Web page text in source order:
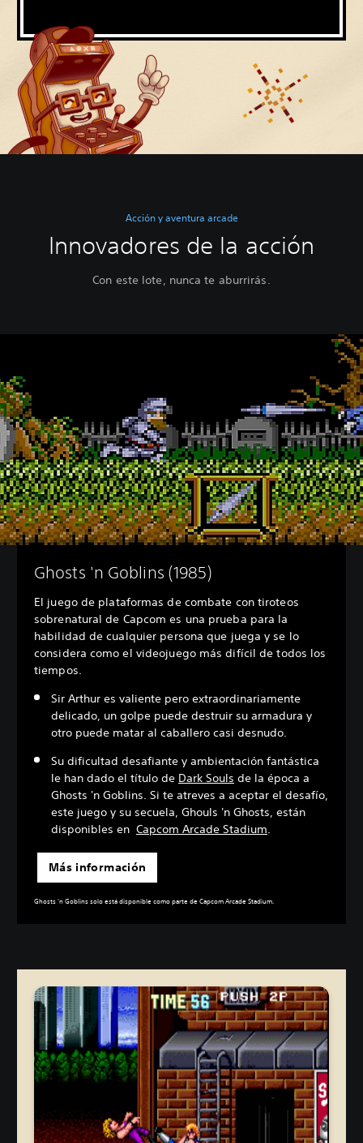
Acción y aventura arcade
Innovadores de la acción
Con este lote, nunca te aburrirás.
Ghosts 'n Goblins (1985)
El juego de plataformas de combate con tiroteos
sobrenatural de Capcom es una prueba para la
habilidad de cualquier persona que juega y se lo
considera como el videojuego más difícil de todos los
tiempos.
Sir Arthur es valiente pero extraordinariamente
delicado, un golpe puede destruir su armadura y
otro puede matar al caballero casi desnudo.
Su dificultad desafiante y ambientación fantástica
le han dado el título de Dark Souls de la época a
Ghosts 'n Goblins. Si te atreves a aceptar el desafío,
este juego y su secuela, Ghouls 'n Ghosts, están
disponibles en Capcom Arcade Stadium.
Más información
Ghosts 'n Goblins solo está disponible como parte de Capcom Arcade Stadium.